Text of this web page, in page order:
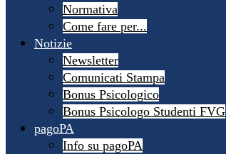
Normativa
Come fare per...
Notizie
Newsletter
Comunicati Stampa
Bonus Psicologico
Bonus Psicologo Studenti FVG
pagoPA
Info su pagoPA